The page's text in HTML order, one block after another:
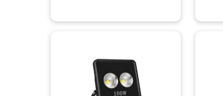
khả năng hoạt động ổn